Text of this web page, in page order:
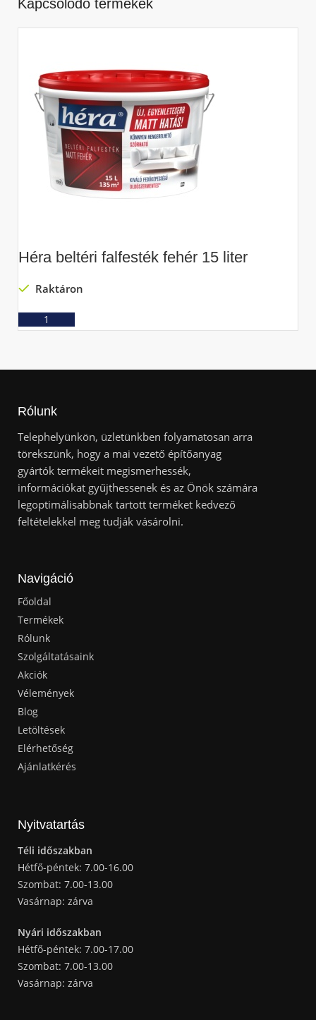
Kapcsolódó termékek
Héra beltéri falfesték fehér 15 liter
Raktáron
Rólunk
Telephelyünkön, üzletünkben folyamatosan arra
törekszünk, hogy a mai vezető építőanyag
gyártók termékeit megismerhessék,
információkat gyűjthessenek és az Önök számára
legoptimálisabbnak tartott terméket kedvező
feltételekkel meg tudják vásárolni.
Navigáció
Főoldal
Termékek
Rólunk
Szolgáltatásaink
Akciók
Vélemények
Blog
Letöltések
Elérhetőség
Ajánlatkérés
Nyitvatartás
Téli időszakban
Hétfő-péntek: 7.00-16.00
Szombat: 7.00-13.00
Vasárnap: zárva
Nyári időszakban
Hétfő-péntek: 7.00-17.00
Szombat: 7.00-13.00
Vasárnap: zárva